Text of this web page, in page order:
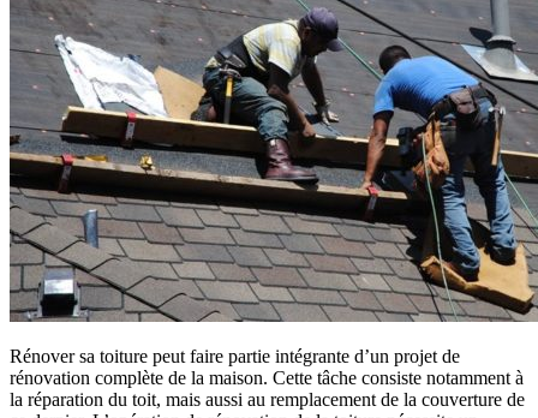
Rénover sa toiture peut faire partie intégrante d’un projet de
rénovation complète de la maison. Cette tâche consiste notamment à
la réparation du toit, mais aussi au remplacement de la couverture de